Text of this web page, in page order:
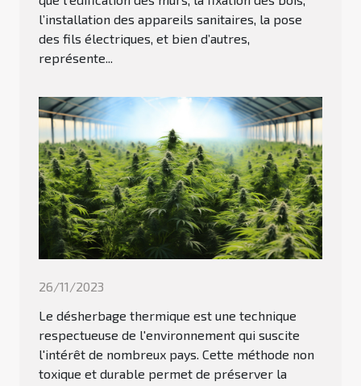
l’installation des appareils sanitaires, la pose
des fils électriques, et bien d’autres,
représente...
26/11/2023
Le désherbage thermique est une technique
respectueuse de l'environnement qui suscite
l'intérêt de nombreux pays. Cette méthode non
toxique et durable permet de préserver la